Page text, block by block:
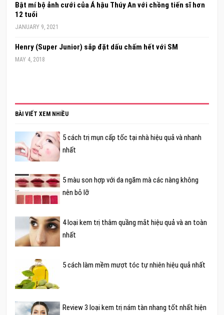
Bật mí bộ ảnh cưới của Á hậu Thúy An với chồng tiến sĩ hơn
12 tuổi
JANUARY 9, 2021
Henry (Super Junior) sắp đặt dấu chấm hết với SM
MAY 4, 2018
BÀI VIẾT XEM NHIỀU
5 cách trị mụn cấp tốc tại nhà hiệu quả và nhanh
nhất
5 màu son hợp với da ngăm mà các nàng không
nên bỏ lỡ
4 loại kem trị thâm quầng mắt hiệu quả và an toàn
nhất
5 cách làm mềm mượt tóc tự nhiên hiệu quả nhất
Review 3 loại kem trị nám tàn nhang tốt nhất hiện